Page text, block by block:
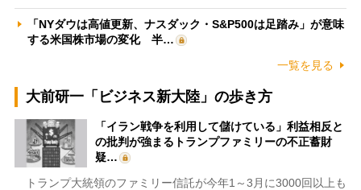
「NYダウは高値更新、ナスダック・S&P500は足踏み」が意味
する米国株市場の変化 半…
一覧を見る
大前研一「ビジネス新大陸」の歩き方
「イラン戦争を利用して儲けている」利益相反と
の批判が強まるトランプファミリーの不正蓄財
疑…
トランプ大統領のファミリー信託が今年1～3月に3000回以上も